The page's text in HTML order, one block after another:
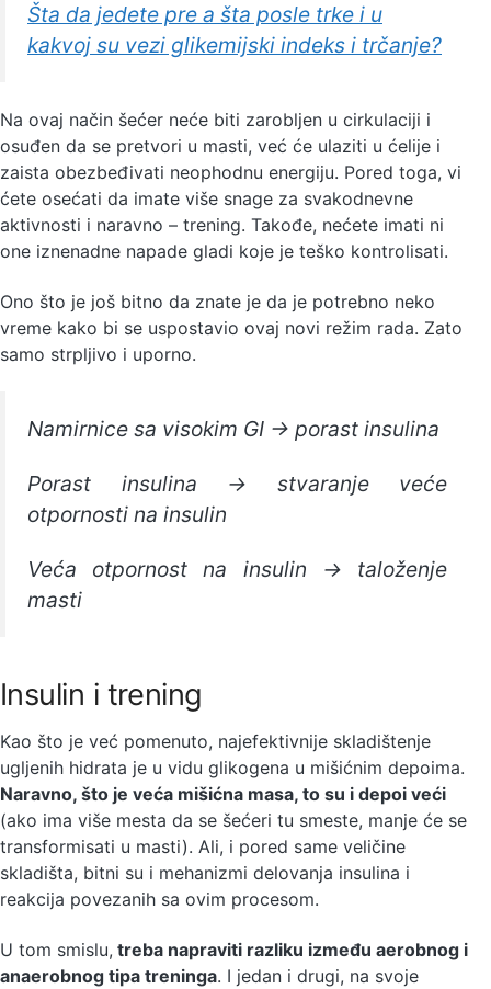
Šta da jedete pre a šta posle trke i u
kakvoj su vezi glikemijski indeks i trčanje?
Na ovaj način šećer neće biti zarobljen u cirkulaciji i
osuđen da se pretvori u masti, već će ulaziti u ćelije i
zaista obezbeđivati neophodnu energiju. Pored toga, vi
ćete osećati da imate više snage za svakodnevne
aktivnosti i naravno – trening. Takođe, nećete imati ni
one iznenadne napade gladi koje je teško kontrolisati.
Ono što je još bitno da znate je da je potrebno neko
vreme kako bi se uspostavio ovaj novi režim rada. Zato
samo strpljivo i uporno.
Namirnice sa visokim GI → porast insulina
Porast insulina → stvaranje veće
otpornosti na insulin
Veća otpornost na insulin → taloženje
masti
Insulin i trening
Kao što je već pomenuto, najefektivnije skladištenje
ugljenih hidrata je u vidu glikogena u mišićnim depoima.
Naravno, što je veća mišićna masa, to su i depoi veći
(ako ima više mesta da se šećeri tu smeste, manje će se
transformisati u masti). Ali, i pored same veličine
skladišta, bitni su i mehanizmi delovanja insulina i
reakcija povezanih sa ovim procesom.
U tom smislu, treba napraviti razliku između aerobnog i
anaerobnog tipa treninga. I jedan i drugi, na svoje